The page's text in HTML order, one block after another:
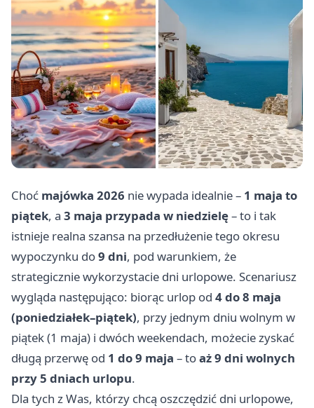
Choć majówka 2026 nie wypada idealnie – 1 maja to
piątek, a 3 maja przypada w niedzielę– to i tak
istnieje realna szansa na przedłużenie tego okresu
wypoczynku do9 dni, pod warunkiem, że
strategicznie wykorzystacie dni urlopowe. Scenariusz
wygląda następująco: biorąc urlop od 4 do 8 maja
(poniedziałek–piątek), przy jednym dniu wolnym w
piątek (1 maja) i dwóch weekendach, możecie zyskać
długą przerwę od 1 do 9 maja – toaż 9 dni wolnych
przy 5 dniach urlopu.
Dla tych z Was, którzy chcą oszczędzić dni urlopowe,